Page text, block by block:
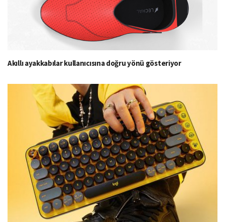
Akıllı ayakkabılar kullanıcısına doğru yönü gösteriyor